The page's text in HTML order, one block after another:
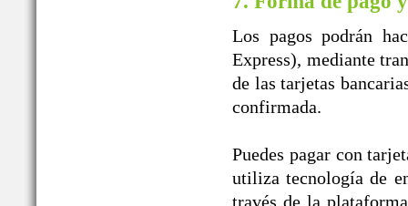
Los pagos podrán
Express), mediante
de las tarjetas
confirmada.
Puedes pagar con
utiliza tecnología de
través de la